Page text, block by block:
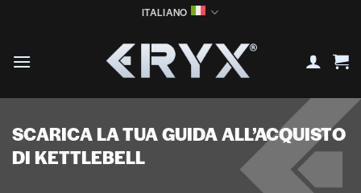
ITALIANO
SCARICA LA TUA GUIDA ALL’ACQUISTO
DI KETTLEBELL